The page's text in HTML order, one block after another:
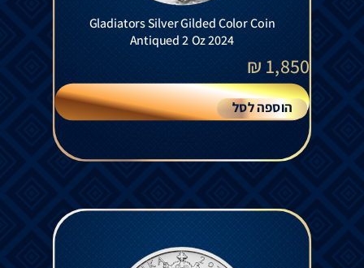
Gladiators Silver Gilded Color Coin
Antiqued 2 Oz 2024
1,850
₪
הוספה לסל